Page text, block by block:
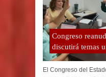
Congreso
discutirá temas
El Congreso del